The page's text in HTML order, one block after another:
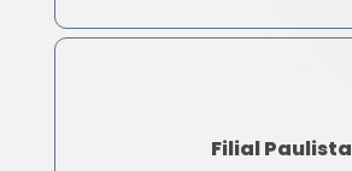
Filial Paulista